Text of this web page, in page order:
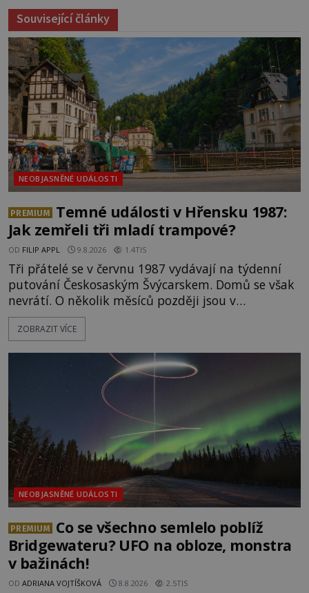
Související články
NEOBJASNĚNÉ UDÁLOSTI
PREMIUM
Temné události v Hřensku 1987:
Jak zemřeli tři mladí trampové?
OD FILIP APPL 9.8.2026 1.4TIS
Tři přátelé se v červnu 1987 vydávají na týdenní
putování Českosaským Švýcarskem. Domů se však
nevrátí. O několik měsíců později jsou v
nepřístupných skalách u Hřenska nalezeny jejich
kostry – a s nimi stopy, které se jen obtížně slučují
přírodní živel, neznámý útočník, nebo někdo, koho
tehdejší režim nechtěl odhalit? [gallery
ids="171131,171132,1711
ZOBRAZIT VÍCE
NEOBJASNĚNÉ UDÁLOSTI
PREMIUM
Co se všechno semlelo poblíž
Bridgewateru? UFO na obloze, monstra
v bažinách!
OD ADRIANA VOJTÍŠKOVÁ 8.8.2026 2.5TIS